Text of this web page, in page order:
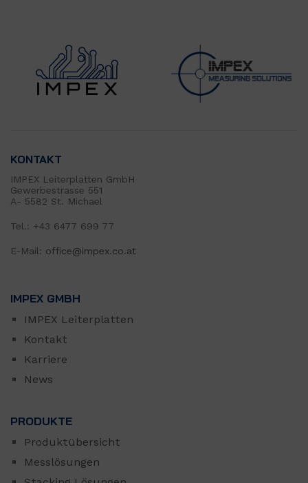
KONTAKT
IMPEX Leiterplatten GmbH
Gewerbestrasse 551
A- 5582 St. Michael
Tel.: +43 6477 699 77
E-Mail: office@impex.co.at
IMPEX GMBH
IMPEX Leiterplatten
Kontakt
Karriere
News
PRODUKTE
Produktübersicht
Messlösungen